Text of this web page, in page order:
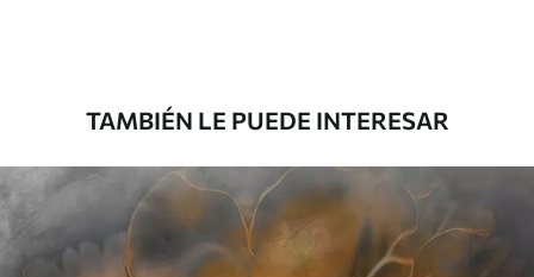
Vinilo Premium
1990.001194.00$U/m²
TAMBIÉN LE PUEDE INTERESAR